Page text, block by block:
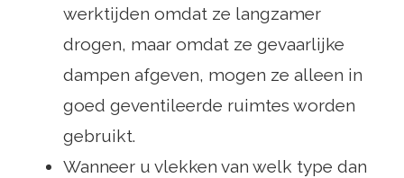
werktijden omdat ze langzamer
drogen, maar omdat ze gevaarlijke
dampen afgeven, mogen ze alleen in
goed geventileerde ruimtes worden
gebruikt.
Wanneer u vlekken van welk type dan